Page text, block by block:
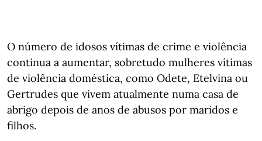
O número de idosos vítimas de crime e violência
continua a aumentar, sobretudo mulheres vítimas
de violência doméstica, como Odete, Etelvina ou
Gertrudes que vivem atualmente numa casa de
abrigo depois de anos de abusos por maridos e
filhos.